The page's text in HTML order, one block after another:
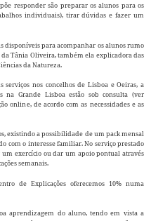
responder são preparar os alunos para os
individuais), tirar dúvidas e fazer um
disponíveis para acompanhar os alunos rumo
Tânia Oliveira, também ela explicadora das
da Natureza.
nos concelhos de Lisboa e Oeiras, a
na Grande Lisboa estão sob consulta (ver
online, de acordo com as necessidades e as
existindo a possibilidade de um pack mensal
com o interesse familiar. No serviço prestado
exercício ou dar um apoio pontual através
semanais.
de Explicações oferecemos 10% numa
aprendizagem do aluno, tendo em vista a